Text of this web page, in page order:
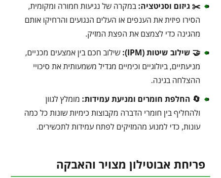
✂️ גיזום וסניטציה: במקרה של נגיעות חמורה ומקומית,
הסירו פיזית את הענפים או העלים הנגועים והרחיקו אותם
מהגינה כדי לצמצם את הפצת המזיק.
🤝 שילוב שיטות (IPM):
שילוב חכם בין אמצעים מכניים,
מניעתיים, ביולוגיים וכימיים מגדיל משמעותית את סיכויי
ההצלחה בגינה.
🔄 החלפת חומרים ומניעת עמידות: מומלץ לגוון
ולהחליף בין חומרי הדברה מקבוצות כימיות שונות כל כמה
עונות, כדי למנוע מהמזיקים לפתח עמידות לתכשירים.
פריחת אבוטילון מצויר והאבקה